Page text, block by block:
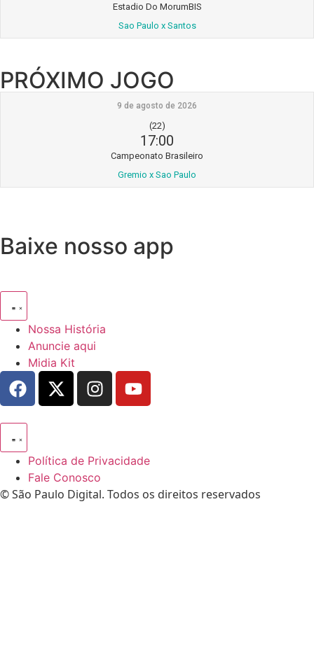
Estadio Do MorumBIS
Sao Paulo x Santos
PRÓXIMO JOGO
9 de agosto de 2026
(22)
17:00
Campeonato Brasileiro
Gremio x Sao Paulo
Baixe nosso app
Nossa História
Anuncie aqui
Midia Kit
Política de Privacidade
Fale Conosco
© São Paulo Digital. Todos os direitos reservados